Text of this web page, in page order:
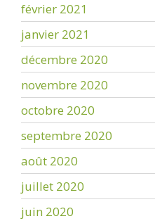
février 2021
janvier 2021
décembre 2020
novembre 2020
octobre 2020
septembre 2020
août 2020
juillet 2020
juin 2020